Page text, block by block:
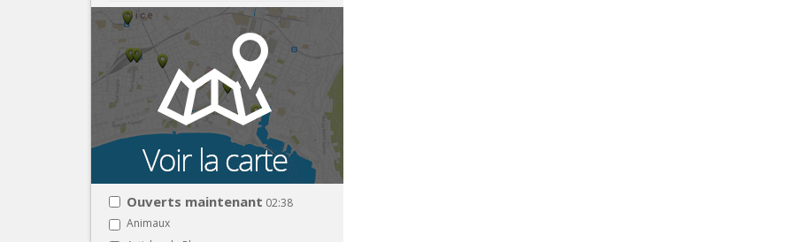
Ouverts maintenant 02:38
Animaux